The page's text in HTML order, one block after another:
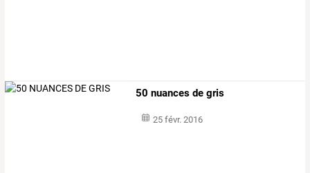
50 nuances de gris
25 févr. 2016